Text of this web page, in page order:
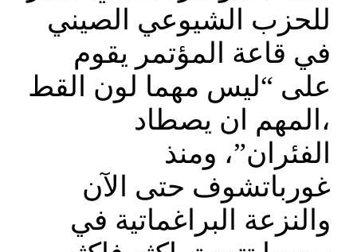
للحزب الشيوعي الصيني
في قاعة المؤتمر يقوم
على “ليس مهما لون القط
،المهم ان يصطاد
الفئران”، ومنذ
غورباتشوف حتى الآن
والنزعة البراغماتية في